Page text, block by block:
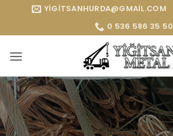
YIGITSANHURDA@GMAIL.COM
0 536 586 35 50